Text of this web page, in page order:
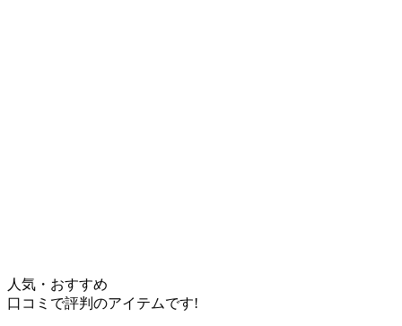
人気・おすすめ
口コミで評判のアイテムです!